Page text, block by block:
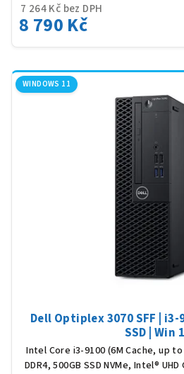
7 264 Kč bez DPH
8 790 Kč
WINDOWS 11
Dell Optiplex 3070 SFF | i3-
SSD | Win
Intel Core i3-9100 (6M Cache, up to
DDR4, 500GB SSD NVMe, Intel®